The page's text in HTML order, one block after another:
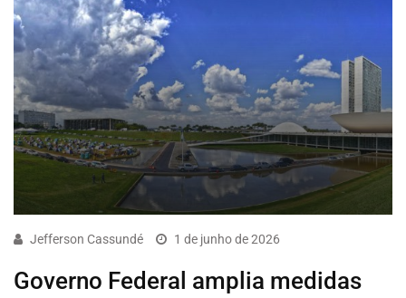
Jefferson Cassundé 1 de junho de 2026
Governo Federal amplia medidas